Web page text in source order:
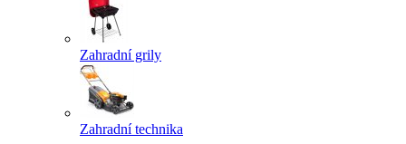
Zahradní grily
Zahradní technika